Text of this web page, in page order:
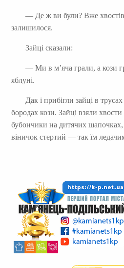
— Де ж ви були? Вже
залишилося.
Зайці сказали:
— Ми в м’яча грали, а кози
яблуні.
Дак і прибігли зайці в
бородах кози. Зайці взяли
бубончики на дитячих шапочках,
віничок стертий — так їм